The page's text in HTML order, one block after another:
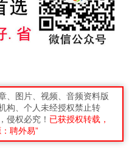
、图片、视频、音频资料版
构、个人未经授权禁止转
侵权必究！ 已获授权转载，
聘外易”